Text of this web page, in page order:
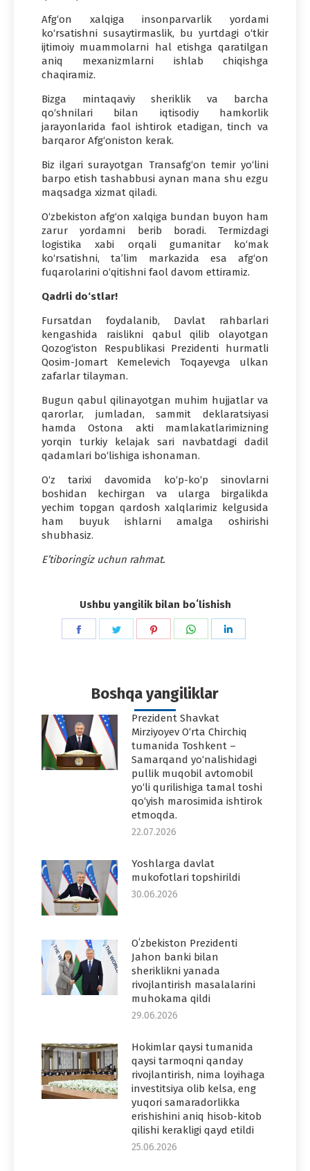
Afg‘on xalqiga insonparvarlik yordami
ko‘rsatishni susaytirmaslik, bu yurtdagi o‘tkir
ijtimoiy muammolarni hal etishga qaratilgan
aniq mexanizmlarni ishlab chiqishga
chaqiramiz.
Bizga mintaqaviy sheriklik va barcha
qo‘shnilari bilan iqtisodiy hamkorlik
jarayonlarida faol ishtirok etadigan, tinch va
barqaror Afg‘oniston kerak.
Biz ilgari surayotgan Transafg‘on temir yo‘lini
barpo etish tashabbusi aynan mana shu ezgu
maqsadga xizmat qiladi.
O‘zbekiston afg‘on xalqiga bundan buyon ham
zarur yordamni berib boradi. Termizdagi
logistika xabi orqali gumanitar ko‘mak
ko‘rsatishni, ta’lim markazida esa afg‘on
fuqarolarini o‘qitishni faol davom ettiramiz.
Qadrli do‘stlar!
Fursatdan foydalanib, Davlat rahbarlari
kengashida raislikni qabul qilib olayotgan
Qozog‘iston Respublikasi Prezidenti hurmatli
Qosim-Jomart Kemelevich Toqayevga ulkan
zafarlar tilayman.
Bugun qabul qilinayotgan muhim hujjatlar va
qarorlar, jumladan, sammit deklaratsiyasi
hamda Ostona akti mamlakatlarimizning
yorqin turkiy kelajak sari navbatdagi dadil
qadamlari bo‘lishiga ishonaman.
O‘z tarixi davomida ko‘p-ko‘p sinovlarni
boshidan kechirgan va ularga birgalikda
yechim topgan qardosh xalqlarimiz kelgusida
ham buyuk ishlarni amalga oshirishi
shubhasiz.
E’tiboringiz uchun rahmat.
Ushbu yangilik bilan boʻlishish
Share
Share
Share
Share
Boshqa yangiliklar
Prezident Shavkat
Mirziyoyev O‘rta Chirchiq
tumanida Toshkent –
Samarqand yo‘nalishidagi
pullik muqobil avtomobil
yo‘li qurilishiga tamal toshi
qo‘yish marosimida ishtirok
etmoqda.
22.07.2026
Yoshlarga davlat
mukofotlari topshirildi
30.06.2026
Oʻzbekiston Prezidenti
Jahon banki bilan
sheriklikni yanada
rivojlantirish masalalarini
muhokama qildi
29.06.2026
Hokimlar qaysi tumanida
qaysi tarmoqni qanday
rivojlantirish, nima loyihaga
investitsiya olib kelsa, eng
yuqori samaradorlikka
erishishini aniq hisob-kitob
qilishi kerakligi qayd etildi
25.06.2026